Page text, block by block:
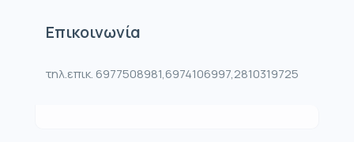
Επικοινωνία
τηλ.επικ. 6977508981,6974106997,2810319725